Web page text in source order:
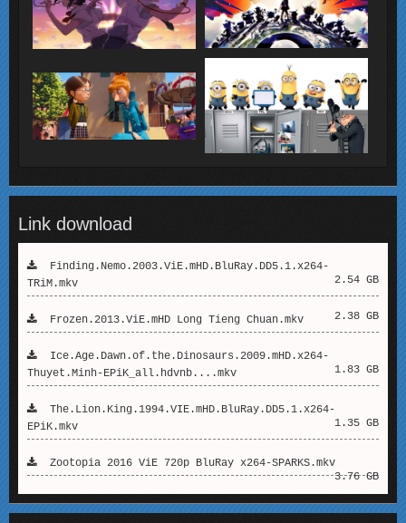
Link download
Finding.Nemo.2003.ViE.mHD.BluRay.DD5.1.x264-
TRiM.mkv
2.54 GB
Frozen.2013.ViE.mHD Long Tieng Chuan.mkv 2.38 GB
Ice.Age.Dawn.of.the.Dinosaurs.2009.mHD.x264-
Thuyet.Minh-EPiK_all.hdvnb....mkv
1.83 GB
The.Lion.King.1994.VIE.mHD.BluRay.DD5.1.x264-
EPiK.mkv
1.35 GB
Zootopia 2016 ViE 720p BluRay x264-SPARKS.mkv
3.76 GB